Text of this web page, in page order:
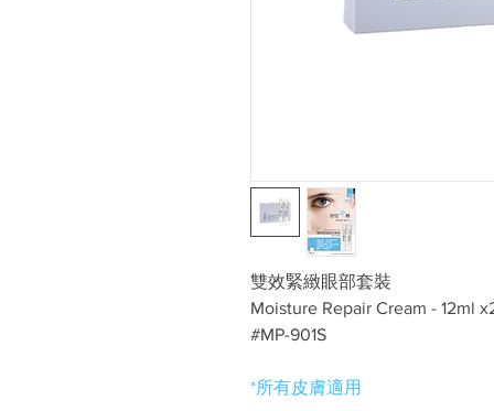
雙效緊緻眼部套裝
Moisture Repair Cream - 12ml
#MP-901S
*所有皮膚適用